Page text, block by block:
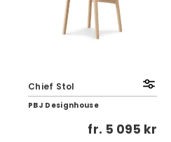
Chief Stol
PBJ Designhouse
fr. 5 095 kr